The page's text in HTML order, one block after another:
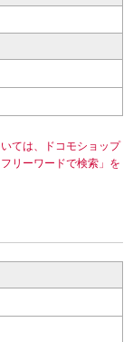
ては、ドコモショップ
リーワードで検索」を